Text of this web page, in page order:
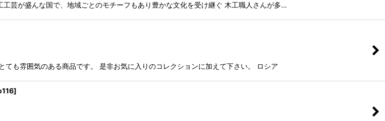
が盛んな国で、地域ごとのモチーフもあり豊かな文化を受け継ぐ 木工職人さんが多…
雰囲気のある商品です。 是非お気に入りのコレクションに加えて下さい。 ロシア
]